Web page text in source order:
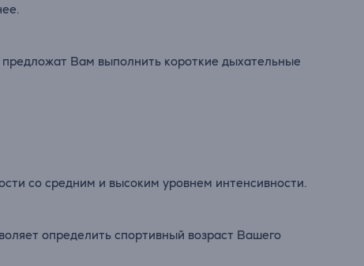
Вам выполнить короткие дыхательные
со средним и высоким уровнем интенсивности.
определить спортивный возраст Вашего